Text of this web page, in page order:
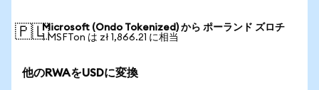
🇵🇱Microsoft (Ondo Tokenized) から ポーランド ズロチ
1 MSFTon は zł 1,866.21 に相当
他のRWAをUSDに変換